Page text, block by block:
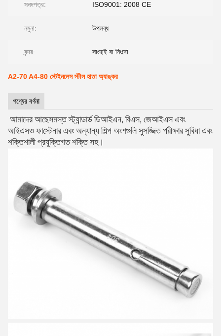
সনদপত্র: ISO9001: 2008 CE
নমুনা: উপলব্ধ
বন্দর: সাংহাই বা নিংবো
A2-70 A4-80 স্টেইনলেস স্টীল হাতা অ্যাঙ্কর
পণ্যের বর্ণনা
আমাদের আছেসমস্ত স্ট্যান্ডার্ড ডিআইএন, বিএস, জেআইএস এবং
আইএসও ফাস্টেনার এবং অন্যান্য শিল্প অংশগুলি সুসজ্জিত পরীক্ষার সুবিধা এবং
শক্তিশালী প্রযুক্তিগত শক্তি সহ।